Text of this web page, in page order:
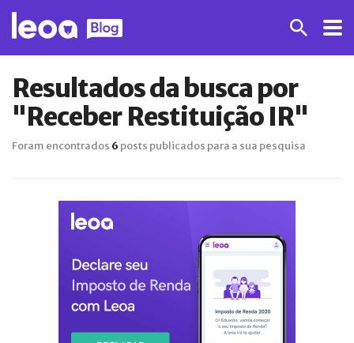
Resultados da busca por
"Receber Restituição IR"
Foram encontrados 6 posts publicados para a sua pesquisa